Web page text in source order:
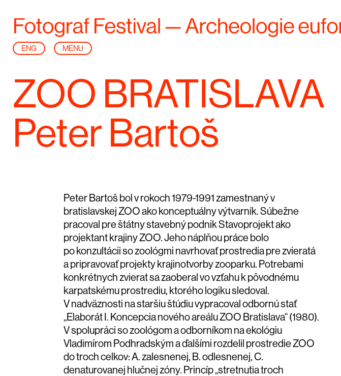
ENG MENU
ZOO BRATISLAVA
Peter Bartoš
Peter Bartoš bol v rokoch 1979-1991 zamestnaný v
bratislavskej ZOO ako konceptuálny výtvarník. Súbežne
pracoval pre štátny stavebný podnik Stavoprojekt ako
projektant krajiny ZOO. Jeho náplňou práce bolo
po konzultácii so zoológmi navrhovať prostredia pre zvieratá
a pripravovať projekty krajinotvorby zooparku. Potrebami
konkrétnych zvierat sa zaoberal vo vzťahu k pôvodnému
karpatskému prostrediu, ktorého logiku sledoval.
V nadväznosti na staršiu štúdiu vypracoval odbornú stať
„Elaborát I. Koncepcia nového areálu ZOO Bratislava“ (1980).
V spolupráci so zoológom a odborníkom na ekológiu
Vladimírom Podhradským a ďalšími rozdelil prostredie ZOO
do troch celkov: A. zalesnenej, B. odlesnenej, C.
denaturovanej hlučnej zóny. Princíp „stretnutia troch